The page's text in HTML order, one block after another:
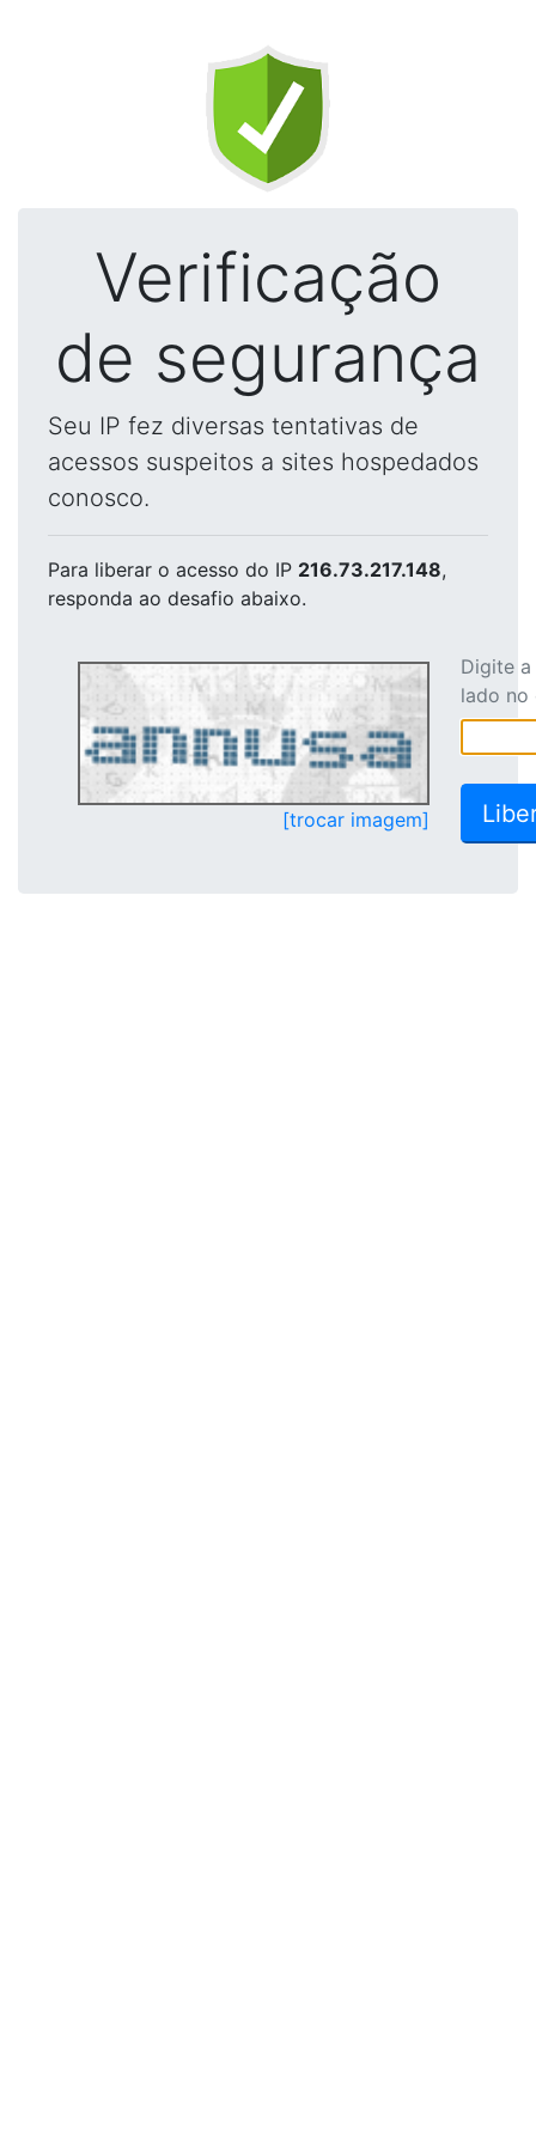
Verificação
de segurança
Seu IP fez diversas tentativas de
acessos suspeitos a sites hospedados
conosco.
Para liberar o acesso do IP 216.73.217.148,
responda ao desafio abaixo.
[trocar imagem]
Digite
lado no